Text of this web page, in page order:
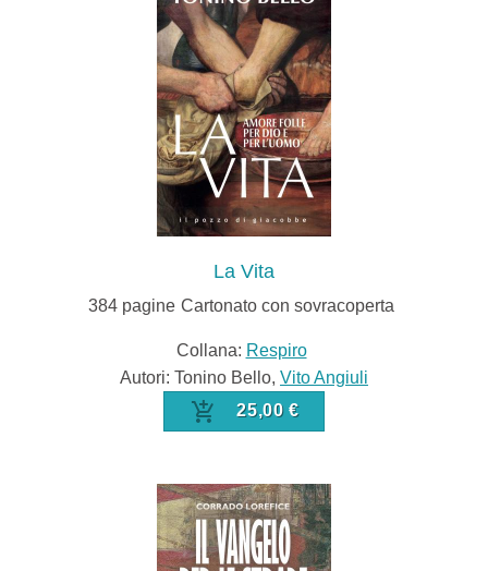
La Vita
384 pagine Cartonato con sovracoperta
Collana: Respiro
Autori: Tonino Bello, Vito Angiuli
25,00 €